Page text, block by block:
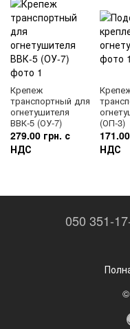
Крепеж
транспортный для
огнетушителя
ВВК-5 (ОУ-7)
279.00 грн. с
НДС
(ОП-3)
НДС
050 351-